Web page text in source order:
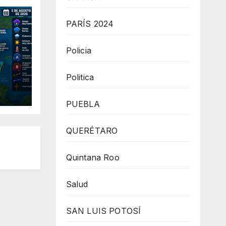
el
PARÍS 2024
Policia
Politica
PUEBLA
QUERÉTARO
Quintana Roo
Salud
SAN LUIS POTOSÍ